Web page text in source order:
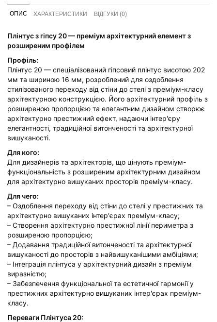
ОПИС ХАРАКТЕРИСТИКИ ВІДГУКИ (0)
Плінтус з гіпсу 20 — преміум архітектурний елемент з
розширеним профілем
Профіль:
Плінтус 20 — спеціалізований гіпсовий плінтус висотою 202
мм та шириною 16 мм, розроблений для оздоблення
стилізованого переходу від стіни до стелі з преміум-класу
архітектурною конструкцією. Його архітектурний профіль з
розширеною пропорцією та елегантним дизайном створює
архітектурно престижний ефект, надаючи інтер'єру
елегантності, традиційної витонченості та архітектурної
вишуканості.
Для кого:
Для дизайнерів та архітекторів, що цінують преміум-
функціональність з розширеним архітектурним дизайном
для архітектурно вишуканих просторів преміум-класу.
Для чего:
– Оздоблення переходу від стіни до стелі у престижних та
архітектурно вишуканих інтер'єрах преміум-класу;
– Створення архітектурно престижної лінії периметра з
розширеною пропорцією;
– Додавання традиційної витонченості та архітектурної
вишуканості до просторів з найвишуканішими амбіціями;
– Інтеграція плінтуса у архітектурний дизайн з преміум
виразністю;
– Забезпечення функціональної та естетичної гармонії у
престижних архітектурно вишуканих інтер'єрах преміум-
класу.
Переваги Плінтуса 20: